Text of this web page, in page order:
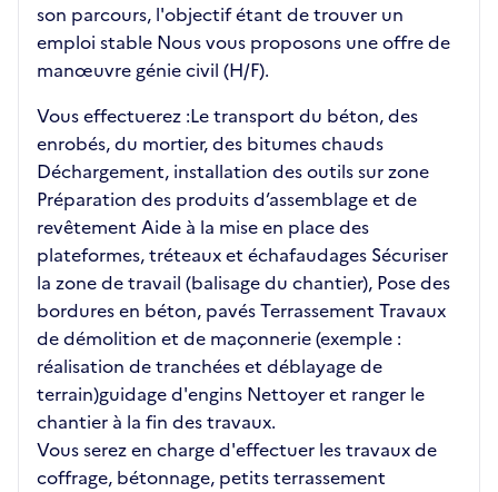
son parcours, l'objectif étant de trouver un
emploi stable Nous vous proposons une offre de
manœuvre génie civil (H/F).
Vous effectuerez :Le transport du béton, des
enrobés, du mortier, des bitumes chauds
Déchargement, installation des outils sur zone
Préparation des produits d’assemblage et de
revêtement Aide à la mise en place des
plateformes, tréteaux et échafaudages Sécuriser
la zone de travail (balisage du chantier), Pose des
bordures en béton, pavés Terrassement Travaux
de démolition et de maçonnerie (exemple :
réalisation de tranchées et déblayage de
terrain)guidage d'engins Nettoyer et ranger le
chantier à la fin des travaux.
Vous serez en charge d'effectuer les travaux de
coffrage, bétonnage, petits terrassement